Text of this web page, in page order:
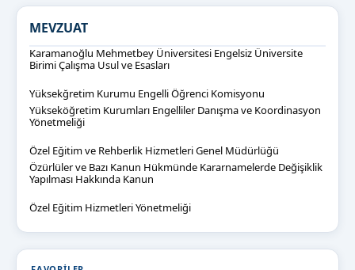
MEVZUAT
Karamanoğlu Mehmetbey Üniversitesi Engelsiz Üniversite
Birimi Çalışma Usul ve Esasları
Yüksekğretim Kurumu Engelli Öğrenci Komisyonu
Yükseköğretim Kurumları Engelliler Danışma ve Koordinasyon
Yönetmeliği
Özel Eğitim ve Rehberlik Hizmetleri Genel Müdürlüğü
Özürlüler ve Bazı Kanun Hükmünde Kararnamelerde Değişiklik
Yapılması Hakkında Kanun
Özel Eğitim Hizmetleri Yönetmeliği